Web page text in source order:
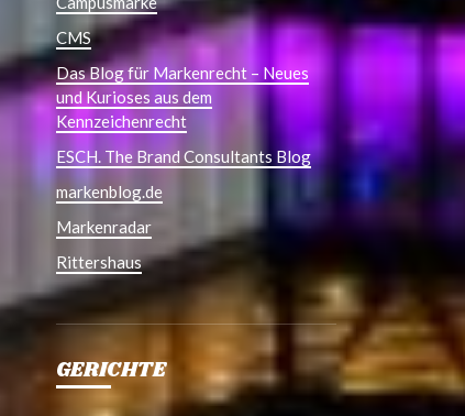
CMS
Das Blog für Markenrecht – Neues
und Kurioses aus dem
Kennzeichenrecht
ESCH. The Brand Consultants Blog
markenblog.de
Markenradar
Rittershaus
GERICHTE